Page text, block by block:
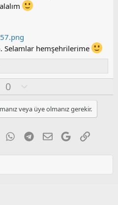
Selamlar hemşehrilerime
0
l
u
m
u
z
o
l
veya üye olmanız gerekir.
WhatsApp
Telegram
E-postaGoogleLink